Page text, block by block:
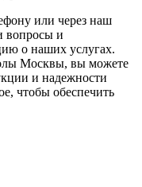
или через наш
вопросы и
о наших услугах.
Москвы, вы можете
и надежности
чтобы обеспечить